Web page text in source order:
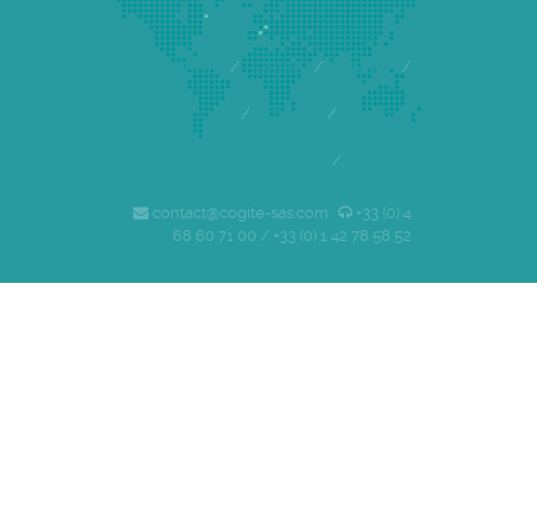
Accueil / Cogite / Equipe /
Références / Clients / Emploi
/
contact@cogite-sas.com ·
+33 (0) 4
68 60 71 00 / +33 (0) 1 42 78 58 52